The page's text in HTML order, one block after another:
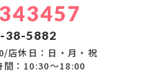
38-5882
店休日：日・月・祝
間：10:30〜18:00